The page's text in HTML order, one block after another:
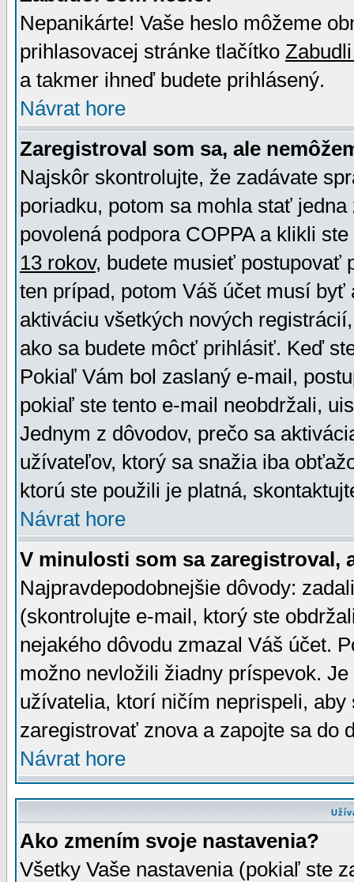
Nepanikárte! Vaše heslo môžeme
prihlasovacej stránke tlačítko
a takmer ihneď budete prihlásený.
Návrat hore
Zaregistroval som sa, ale
Najskôr skontrolujte, že zadávate
poriadku, potom sa mohla stať
povolená podpora COPPA a klikli
13 rokov, budete musieť postupovať
ten prípad, potom Váš účet musí
aktiváciu všetkých nových
ako sa budete môcť prihlásiť. Keď
Pokiaľ Vám bol zaslaný e-mail,
pokiaľ ste tento e-mail neobdržali,
Jednym z dôvodov, prečo sa
užívateľov, ktorý sa snažia iba
ktorú ste použili je platná,
Návrat hore
V minulosti som sa zaregistroval,
Najpravdepodobnejšie dôvody:
(skontrolujte e-mail, ktorý ste
nejakého dôvodu zmazal Váš účet.
možno nevložili žiadny príspevok.
užívatelia, ktorí ničím neprispeli,
zaregistrovať znova a zapojte sa do
Návrat hore
Ako zmením svoje nastavenia?
Všetky Vaše nastavenia (pokiaľ ste